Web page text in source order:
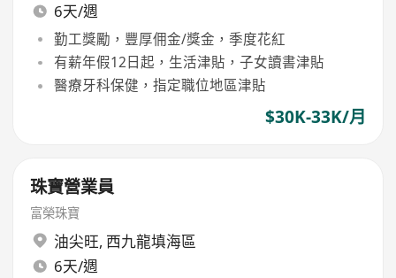
6天/週
勤工獎勵，豐厚佣金/獎金，季度花紅
有薪年假12日起，生活津貼，子女讀書津貼
醫療牙科保健，指定職位地區津貼
$30K-33K/月
珠寶營業員
富榮珠寶
油尖旺, 西九龍填海區
6天/週